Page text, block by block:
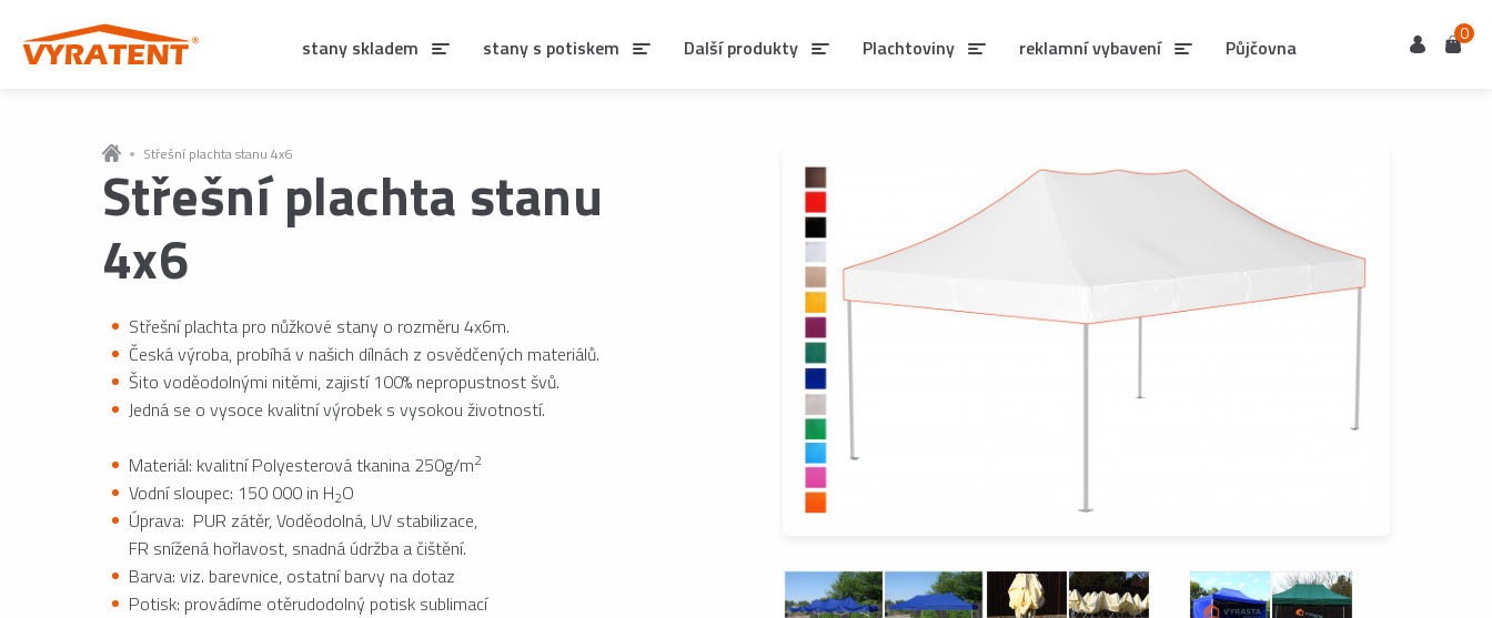
Střešní plachta stanu 4x6
Střešní plachta stanu
4x6
Střešní plachta pro nůžkové stany o rozměru 4x6m.
Česká výroba, probíhá v našich dílnách z osvědčených materiálů.
Šito voděodolnými nitěmi, zajistí 100% nepropustnost švů.
Jedná se o vysoce kvalitní výrobek s vysokou životností.
Materiál: kvalitní Polyesterová tkanina 250g/m2
Vodní sloupec: 150 000 in H2O
Úprava: PUR zátěr, Voděodolná, UV stabilizace,
FR snížená hořlavost, snadná údržba a čištění.
Barva: viz. barevnice, ostatní barvy na dotaz
Potisk: provádíme otěrudodolný potisk sublimací
stany skladem stany s potiskem Další produkty Plachtoviny reklamní vybavení Půjčovna UživatelKošík
0